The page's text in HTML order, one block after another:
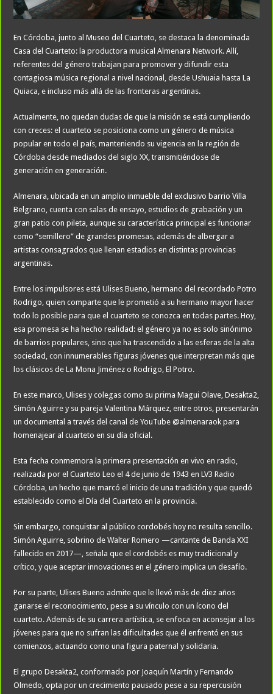
En Córdoba, junto al Museo del Cuarteto, se destaca la denominada
Casa del Cuarteto: la productora musical Almenara Network. Allí,
referentes del género trabajan para promover y difundir esta
contagiosa música regional a nivel nacional, desde Ushuaia hasta La
Quiaca, e incluso más allá de las fronteras argentinas.
Actualmente, no quedan dudas de que la misión se está cumpliendo
con creces: el cuarteto se posiciona como un género de música
popular en todo el país, manteniendo su vigencia en la región de
Córdoba desde mediados del siglo XX, transmitiéndose de
generación en generación.
Almenara, ubicada en un amplio inmueble del exclusivo barrio Villa
Belgrano, cuenta con salas de ensayo, estudios de grabación y un
gran patio con pileta, aunque su característica principal es funcionar
como “semillero” de grandes promesas, además de albergar a
artistas consagrados que llenan estadios en distintas provincias
argentinas.
Entre los impulsores está Ulises Bueno, hermano del recordado Potro
Rodrigo, quien comparte que le prometió a su hermano mayor hacer
todo lo posible para que el cuarteto se conozca en todas partes. Hoy,
esa promesa se ha hecho realidad: el género ya no es solo sinónimo
de barrios populares, sino que ha trascendido a las esferas de la alta
sociedad, con innumerables figuras jóvenes que interpretan más que
los clásicos de La Mona Jiménez o Rodrigo, El Potro.
En este marco, Ulises y colegas como su prima Magui Olave, Desakta2,
Simón Aguirre y su pareja Valentina Márquez, entre otros, presentarán
un documental a través del canal de YouTube @almenaraok para
homenajear al cuarteto en su día oficial.
Esta fecha conmemora la primera presentación en vivo en radio,
realizada por el Cuarteto Leo el 4 de junio de 1943 en LV3 Radio
Córdoba, un hecho que marcó el inicio de una tradición y que quedó
establecido como el Día del Cuarteto en la provincia.
Sin embargo, conquistar al público cordobés hoy no resulta sencillo.
Simón Aguirre, sobrino de Walter Romero —cantante de Banda XXI
fallecido en 2017—, señala que el cordobés es muy tradicional y
crítico, y que aceptar innovaciones en el género implica un desafío.
Por su parte, Ulises Bueno admite que le llevó más de diez años
ganarse el reconocimiento, pese a su vínculo con un ícono del
cuarteto. Además de su carrera artística, se enfoca en aconsejar a los
jóvenes para que no sufran las dificultades que él enfrentó en sus
comienzos, actuando como una figura paternal y solidaria.
El grupo Desakta2, conformado por Joaquín Martín y Fernando
Olmedo, opta por un crecimiento pausado pese a su repercusión